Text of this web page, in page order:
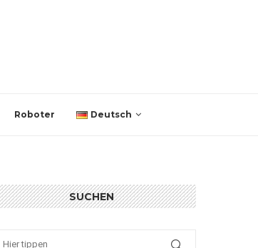
Roboter Deutsch
SUCHEN